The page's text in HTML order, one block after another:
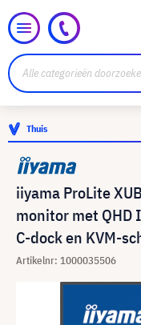
Thuis
iiyama ProLite
monitor met QHD
C-dock en KVM-
Artikelnr: 1000035506